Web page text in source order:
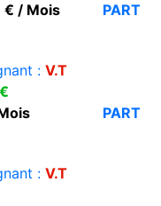
/ Mois
PART
: V.T
PART
: V.T